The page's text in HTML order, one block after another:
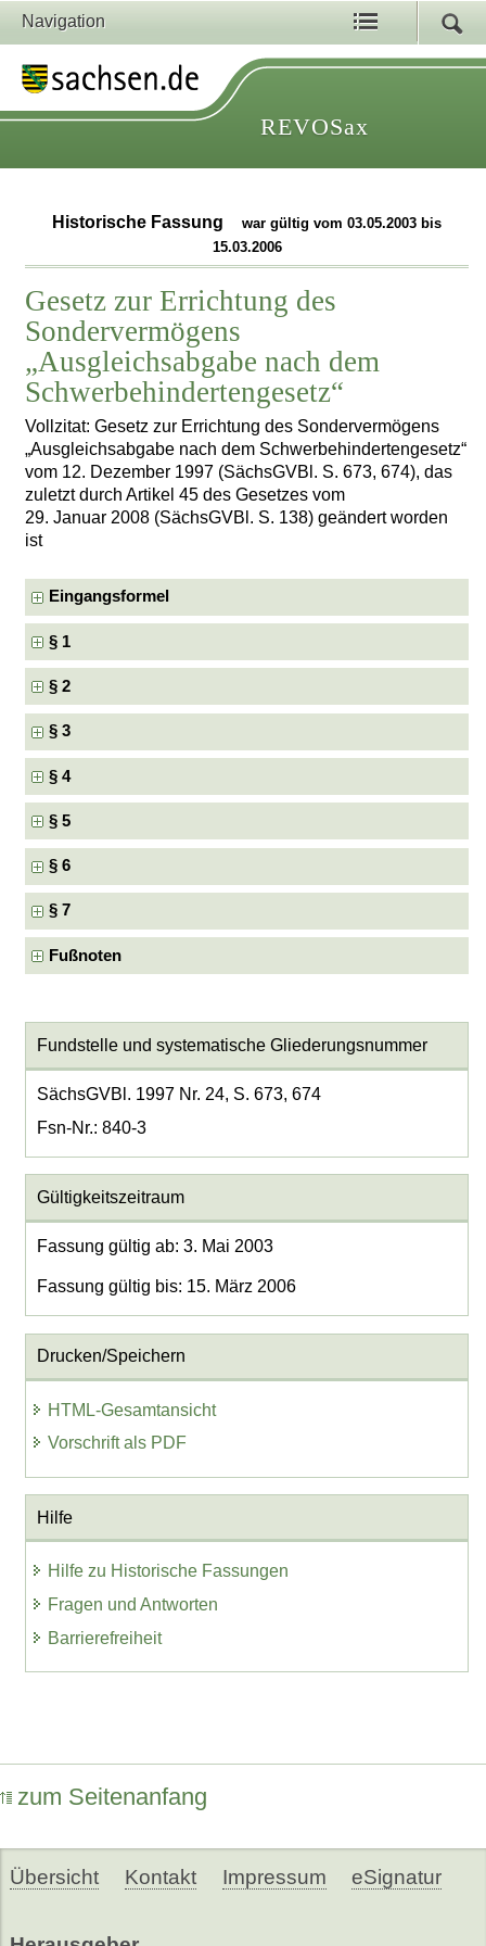
Navigation
REVOSax
Historische Fassung
war gültig vom 03.05.2003 bis
15.03.2006
Gesetz zur Errichtung des
Sondervermögens
„Ausgleichsabgabe nach dem
Schwerbehindertengesetz“
Vollzitat: Gesetz zur Errichtung des Sondervermögens
„Ausgleichsabgabe nach dem Schwerbehindertengesetz“
vom 12. Dezember 1997 (SächsGVBl. S. 673, 674), das
zuletzt durch Artikel 45 des Gesetzes vom
29. Januar 2008 (SächsGVBl. S. 138) geändert worden
ist
Eingangsformel
§ 1
§ 2
§ 3
§ 4
§ 5
§ 6
§ 7
Fußnoten
Fundstelle und systematische Gliederungsnummer
SächsGVBl. 1997 Nr. 24, S. 673, 674
Fsn-Nr.: 840-3
Gültigkeitszeitraum
Fassung gültig ab: 3. Mai 2003
Fassung gültig bis: 15. März 2006
Drucken/Speichern
HTML-Gesamtansicht
Vorschrift als PDF
Hilfe
Hilfe zu Historische Fassungen
Fragen und Antworten
Barrierefreiheit
zum Seitenanfang
Übersicht Kontakt Impressum eSignatur